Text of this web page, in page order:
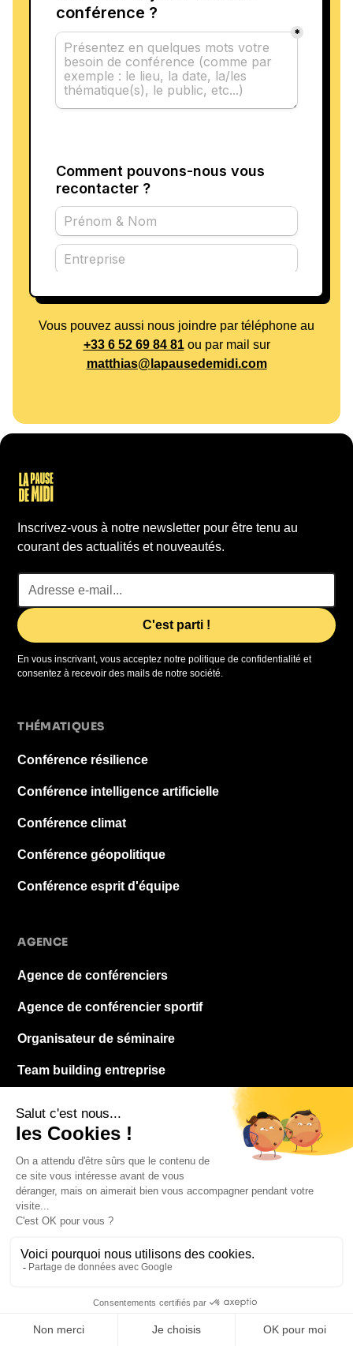
Vous pouvez aussi nous joindre par téléphone au
+33 6 52 69 84 81ou par mail sur
matthias@lapausedemidi.com
Inscrivez-vous à notre newsletter pour être tenu au
courant des actualités et nouveautés.
En vous inscrivant, vous acceptez notre politique de confidentialité et
consentez à recevoir des mails de notre société.
THÉMATIQUES
Conférence résilience
Conférence intelligence artificielle
Conférence climat
Conférence géopolitique
Conférence esprit d'équipe
AGENCE
Agence de conférenciers
Agence de conférencier sportif
Organisateur de séminaire
Team building entreprise
Entreprise évenementiel
RESSOURCES
Contact
À propos